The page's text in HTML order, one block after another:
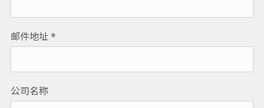
邮件地址
公司名称